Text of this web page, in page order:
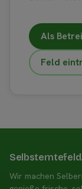
Als
Feld
Wir machen